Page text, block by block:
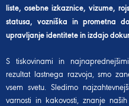
liste, osebne izkaznice, vizume,
statusa, vozniška in prometna
upravljanje identitete in izdajo
S tiskovinami in
rezultat lastnega razvoja, smo
vsem svetu. Sledimo
varnosti in kakovosti, znanje